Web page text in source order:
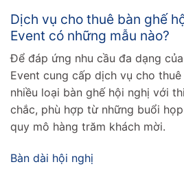
Dịch vụ cho thuê bàn ghế
Event có những mẫu nào?
Để đáp ứng nhu cầu đa dạng
Event cung cấp dịch vụ cho
nhiều loại bàn ghế hội nghị với
chắc, phù hợp từ những buổi
quy mô hàng trăm khách mời.
Bàn dài hội nghị